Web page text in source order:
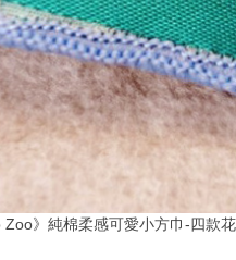
Zoo》純棉柔感可愛小方巾-四款